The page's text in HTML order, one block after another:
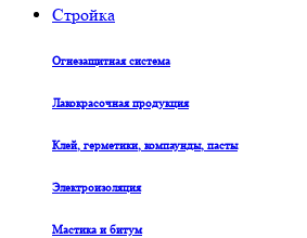
Стройка
Огнезащитная система
Лакокрасочная продукция
Клей, герметики, компаунды, пасты
Электроизоляция
Мастика и битум